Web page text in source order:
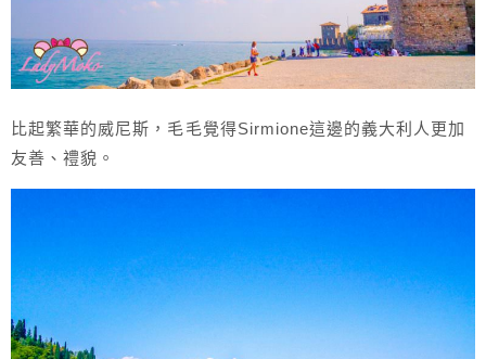
比起繁華的威尼斯，毛毛覺得Sirmione這邊的義大利人更加
友善、禮貌。